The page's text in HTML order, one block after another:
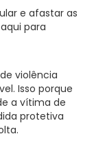
e afastar as
para
violência
Isso porque
a vítima de
protetiva